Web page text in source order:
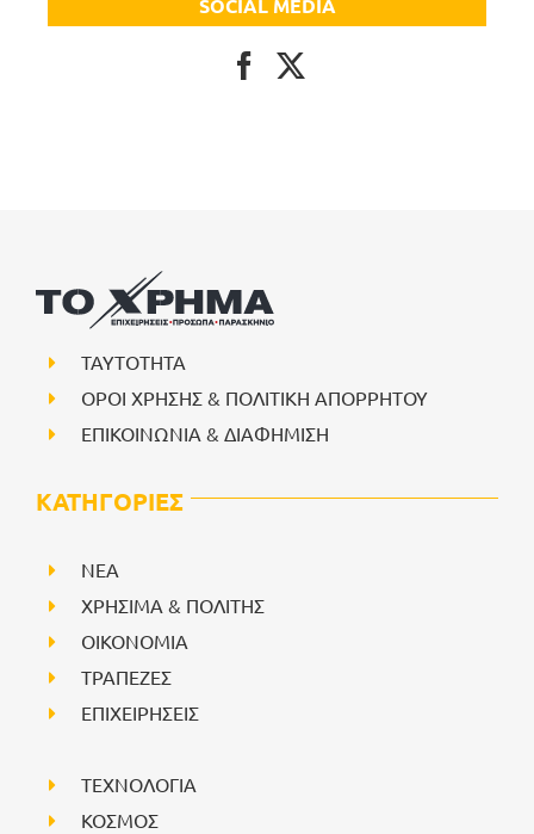
SOCIAL MEDIA
ΤΑΥΤΟΤΗΤΑ
ΟΡΟΙ ΧΡΗΣΗΣ & ΠΟΛΙΤΙΚΗ ΑΠΟΡΡΗΤΟΥ
ΕΠΙΚΟΙΝΩΝΙΑ & ΔΙΑΦΗΜΙΣΗ
ΚΑΤΗΓΟΡΙΕΣ
NEA
ΧΡΗΣΙΜΑ & ΠΟΛΙΤΗΣ
ΟΙΚΟΝΟΜΙΑ
ΤΡΑΠΕΖΕΣ
ΕΠΙΧΕΙΡΗΣΕΙΣ
ΤΕΧΝΟΛΟΓΙΑ
ΚΟΣΜΟΣ